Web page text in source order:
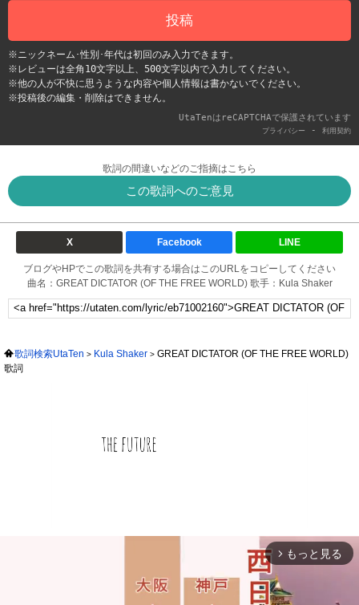
投稿
※ニックネーム･性別･年代は初回のみ入力できます。
※レビューは全角10文字以上、500文字以内で入力してください。
※他の人が不快に思うような内容や個人情報は書かないでください。
※投稿後の編集・削除はできません。
UtaTenはreCAPTCHAで保護されています
プライバシー - 利用契約
歌詞の間違いなどのご指摘はこちら
この歌詞へのご意見
X Facebook LINE
ブログやHPでこの歌詞を共有する場合はこのURLをコピーしてください
曲名：GREAT DICTATOR (OF THE FREE WORLD) 歌手：Kula Shaker
歌詞検索UtaTen Kula Shaker
GREAT DICTATOR (OF THE FREE WORLD)
歌詞
arrow_forward_ios もっと見る